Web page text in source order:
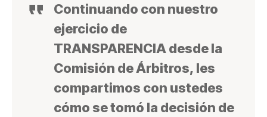
Continuando con nuestro
ejercicio de
TRANSPARENCIA desde la
Comisión de Árbitros, les
compartimos con ustedes
cómo se tomó la decisión de